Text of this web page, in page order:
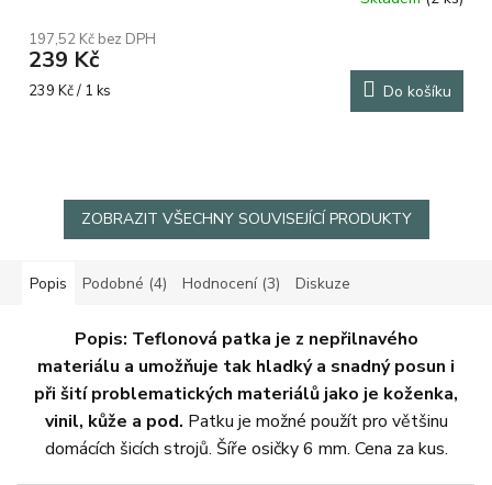
197,52 Kč bez DPH
239 Kč
Měrná
239 Kč / 1 ks Do košíku
ZOBRAZIT VŠECHNY SOUVISEJÍCÍ PRODUKTY
Popis Podobné (4) Hodnocení (3) Diskuze
Popis: Teflonová patka je z nepřilnavého
materiálu a umožňuje tak hladký a snadný posun i
při šití problematických materiálů jako je koženka,
vinil, kůže a pod. Patku je možné použít pro většinu
domácích šicích strojů. Šíře osičky 6 mm. Cena za kus.